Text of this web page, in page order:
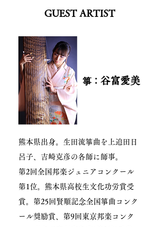
GUEST ARTIST
箏： 谷富愛美
熊本県出身。生田流箏曲を上迫田日
呂子、吉崎克彦の各師に師事。
第2回全国邦楽ジュニアコンクール
第1位。熊本県高校生文化功労賞受
賞。第25回賢順記念全国箏曲コンク
ール奨励賞、第9回東京邦楽コンク